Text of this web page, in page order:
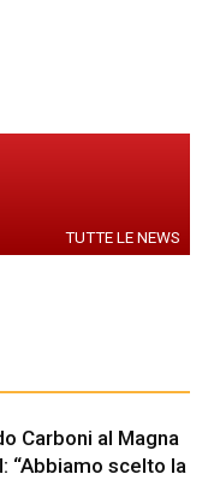
TUTTE LE NEWS
Carboni al Magna
“Abbiamo scelto la